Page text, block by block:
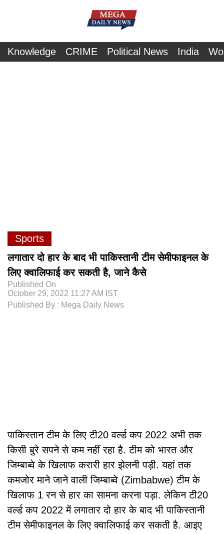
Knowledge CRIME Political News India
Sports
लगातार दो हार के बाद भी पाकिस्तानी टीम सेमीफाइनल के
लिए क्वालिफाई कर सकती है, जाने कैसे
Published On
October 29, 2022 11:27 AM IST
Published By : Mega Daily News
पाकिस्तान टीम के लिए टी20 वर्ल्ड कप 2022 अभी तक
किसी बुरे सपने से कम नहीं रहा है. टीम को भारत और
जिम्बाब्वे के खिलाफ करारी हार झेलनी पड़ी. यहां तक
कमजोर माने जाने वाली जिम्बाब्वे (Zimbabwe) टीम के
खिलाफ 1 रन से हार का सामना करना पड़ा. लेकिन टी20
वर्ल्ड कप 2022 में लगातार दो हार के बाद भी पाकिस्तानी
टीम सेमीफाइनल के लिए क्वालिफाई कर सकती है. आइए